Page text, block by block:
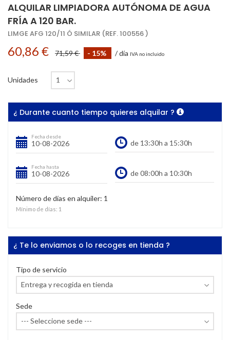
ALQUILAR LIMPIADORA AUTÓNOMA DE AGUA
FRÍA A 120 BAR.
LIMGE AFG 120/11 Ó SIMILAR (REF. 100556 )
60,86 € 71,59 € - 15% / día IVA no incluido
Unidades
¿ Durante cuanto tiempo quieres alquilar ?
Fecha desde
Fecha hasta
Número de días en alquiler: 1
Mínimo de días: 1
¿ Te lo enviamos o lo recoges en tienda ?
Tipo de servicio
Sede